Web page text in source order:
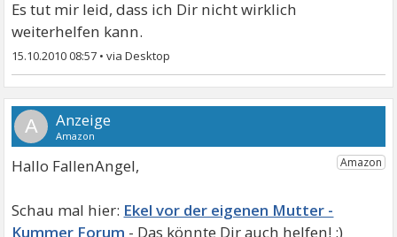
Es tut mir leid, dass ich Dir nicht wirklich
weiterhelfen kann.
15.10.2010 08:57 •
A
Hallo FallenAngel,
Ekel vor der eigenen Mutter -
Kummer Forum